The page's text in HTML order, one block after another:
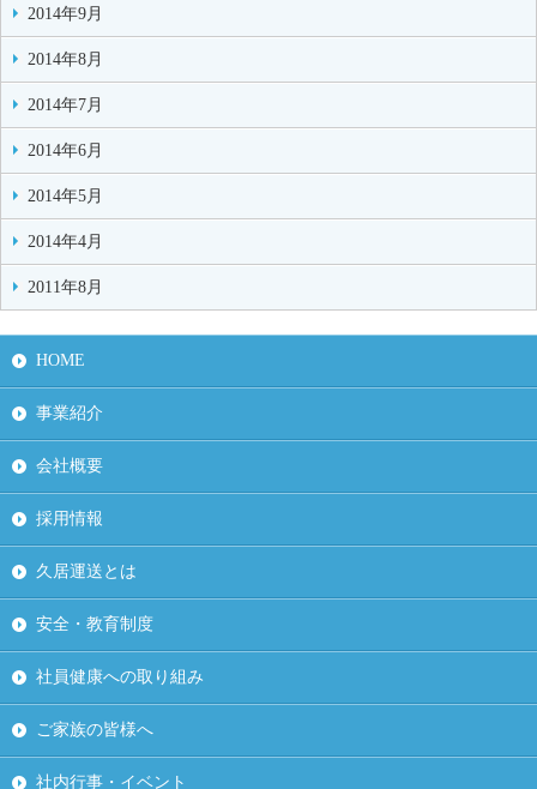
2014年9月
2014年8月
2014年7月
2014年6月
2014年5月
2014年4月
2011年8月
HOME
事業紹介
会社概要
採用情報
久居運送とは
安全・教育制度
社員健康への取り組み
ご家族の皆様へ
社内行事・イベント